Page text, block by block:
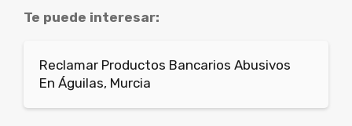
Te puede interesar:
Reclamar Productos Bancarios Abusivos
En Águilas, Murcia